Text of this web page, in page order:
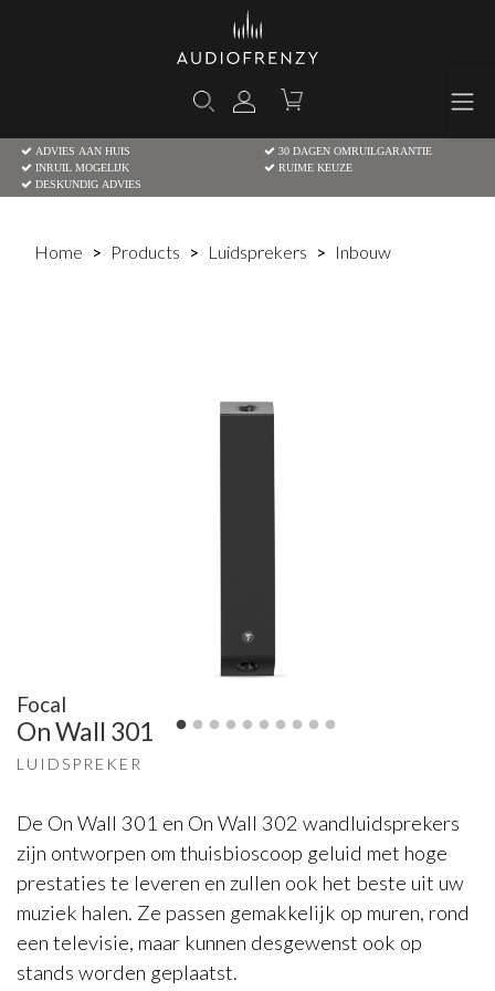
ADVIES AAN HUIS
30 DAGEN OMRUILGARANTIE
INRUIL MOGELIJK
RUIME KEUZE
DESKUNDIG ADVIES
Home Products Luidsprekers Inbouw
Focal
On Wall 301
LUIDSPREKER
De On Wall 301 en On Wall 302 wandluidsprekers
zijn ontworpen om thuisbioscoop geluid met hoge
prestaties te leveren en zullen ook het beste uit uw
muziek halen. Ze passen gemakkelijk op muren, rond
een televisie, maar kunnen desgewenst ook op
stands worden geplaatst.